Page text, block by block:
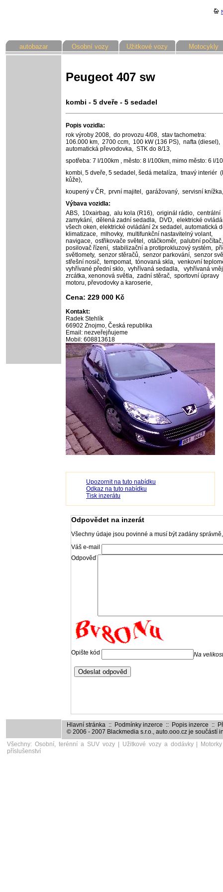
autobazar Osobní vozy Užitkové vozy Motocykly
Peugeot 407 sw
kombi - 5 dveře - 5 sedadel
Popis vozidla:
rok výroby 2008, do provozu 4/08, stav tachometra:
106.000 km, 2700 ccm, 100 kW (136 PS), nafta (diesel),
automatická převodovka, STK do 8/13,
spotřeba: 7 l/100km , město: 8 l/100km, mimo město: 6 l/
kombi, 5 dveře, 5 sedadel, šedá metalíza, tmavý interiér
kůže),
koupený v ČR, první majitel, garážovaný, servisní
Výbava vozidla:
ABS, 10xairbag, alu kola (R16), originál rádio, centrální
zamykání, dělená zadní sedadla, DVD, elektrické
všech oken, elektrické ovládání 2x sedadel, automatická
klimatizace, mlhovky, multifunkční nastavitelný volant,
navigace, ostřikovače světel, otáčkoměr, palubní
posilovač řízení, stabilizační a protiprokluzový systém,
světlomety, senzor stěračů, senzor parkování, senzor
střešní nosič, tempomat, tónovaná skla, venkovní
vyhřívané přední sklo, vyhřívaná sedadla,
vyhřívaná
zrcátka, xenonová světla, zadní stěrač, sportovní úpravy
motoru, převodovky a karoserie,
Cena: 229 000 Kč
Kontakt:
Radek Stehlík
66902 Znojmo, Česká republika
Email: nezveřejňujeme
Mobil: 608813618
Upozornit na tuto nabídku
Odkaz na tuto nabídku
Tisk inzerátu
Hlavní stránka :: Podmínky inzerce :: Popis inzerce ::
© 2006 - 2007 Blackmedia s.r.o., auto.ooo.cz je součástí
Všechny: Osobní, terénní a SUV vozy| Užitkové vozy a dodávky|
příslušenství